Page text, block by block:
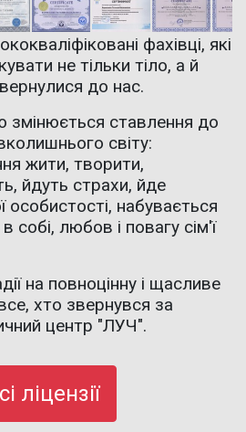
фахівці, які
не тільки тіло, а й
до нас.
змінюється ставлення до
світу:
жити, творити,
йдуть страхи, йде
особистості, набувається
собі, любов і повагу сім'ї
на повноцінну і щасливе
хто звернувся за
центр "ЛУЧ".
ліцензії